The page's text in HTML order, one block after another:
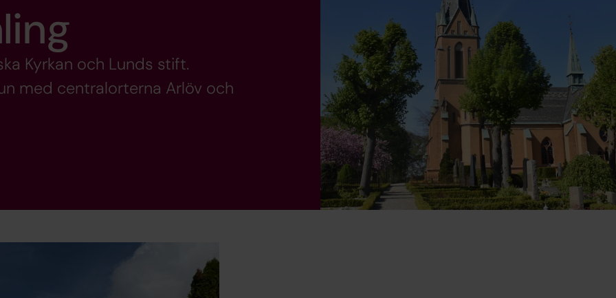
Kyrkan och Lunds stift.
med centralorterna Arlöv och